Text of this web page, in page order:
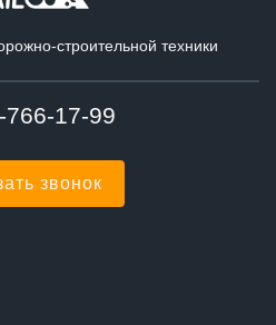
строительной техники
766-17-99
звонок